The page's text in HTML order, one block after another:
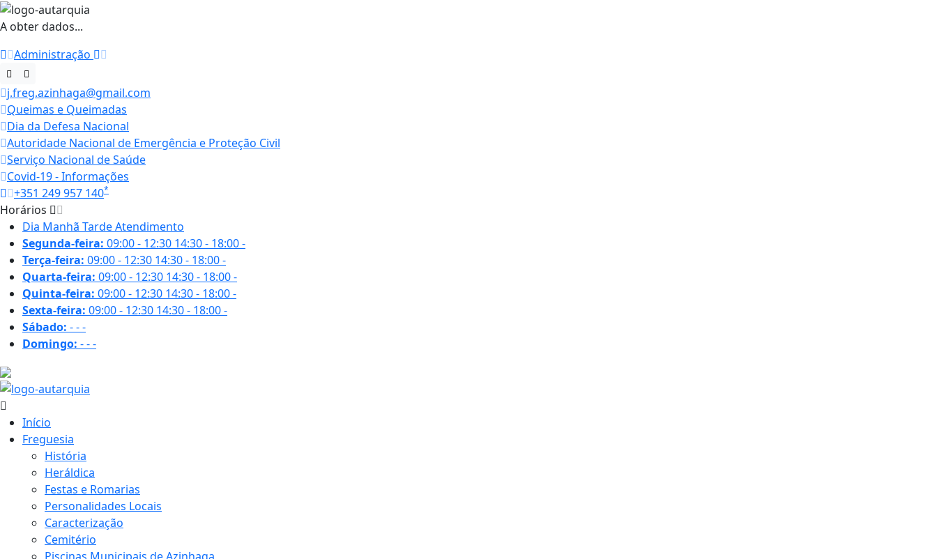
A obter dados...
Administração
j.freg.azinhaga@gmail.com
Queimas e Queimadas
Dia da Defesa Nacional
Autoridade Nacional de Emergência e Proteção Civil
Serviço Nacional de Saúde
Covid-19 - Informações
+351 249 957 140*
Horários
Dia Manhã TardeAtendimento
Segunda-feira: 09:00 - 12:30 14:30 - 18:00-
Terça-feira: 09:00 - 12:30 14:30 - 18:00-
Quarta-feira: 09:00 - 12:30 14:30 - 18:00-
Quinta-feira: 09:00 - 12:30 14:30 - 18:00-
Sexta-feira: 09:00 - 12:30 14:30 - 18:00-
Sábado: ---
Domingo: ---
Início
Freguesia
História
Heráldica
Festas e Romarias
Personalidades Locais
Caracterização
Cemitério